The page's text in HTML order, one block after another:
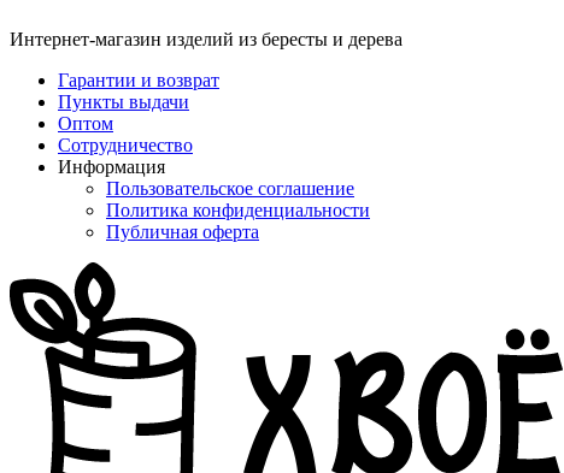
Интернет-магазин изделий из бересты и дерева
Гарантии и возврат
Пункты выдачи
Оптом
Сотрудничество
Информация
Пользовательское соглашение
Политика конфиденциальности
Публичная оферта